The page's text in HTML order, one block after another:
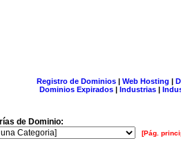
Registro de Dominios| Web Hosting |
Dominios Expirados | Industrias |
de Dominio:
[Pág.